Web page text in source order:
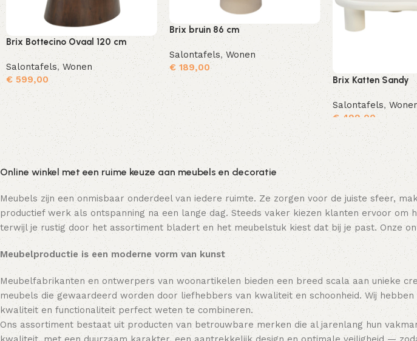
Brix Bottecino Ovaal 120 cm
Salontafels,Wonen
€ 599,00
Toevoegen aan winkelwagen
Brix bruin 86 cm
Salontafels,Wonen
€189,00
Brix Katten Sandy
Salontafels,
€499,00
Online winkel met een ruime keuze aan meubels en decoratie
Meubels zijn een onmisbaar onderdeel van iedere ruimte. Ze zorgen voor de juiste sfeer,
productief werk als ontspanning na een lange dag. Steeds vaker kiezen klanten ervoor
terwijl je rustig door het assortiment bladert en het meubelstuk kiest dat bij je past. Onze
Meubelproductie is een moderne vorm van kunst
Meubelfabrikanten en ontwerpers van woonartikelen bieden een breed scala aan unieke
meubels die gewaardeerd worden door liefhebbers van kwaliteit en schoonheid. Wij
kwaliteit en functionaliteit perfect weten te combineren.
Ons assortiment bestaat uit producten van betrouwbare merken die al jarenlang hun